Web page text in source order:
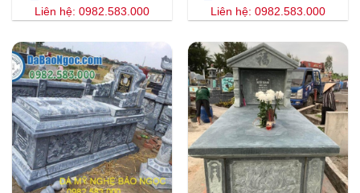
Liên hệ: 0982.583.000 Liên hệ: 0982.583.000